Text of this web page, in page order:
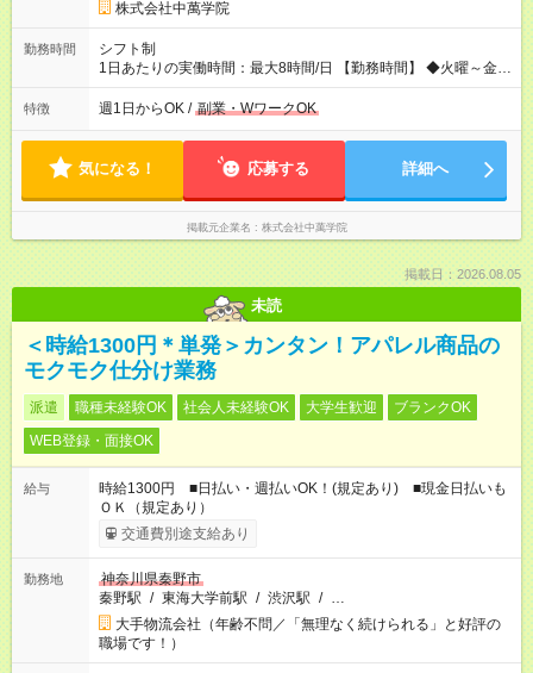
株式会社中萬学院
勤務時間
シフト制
1日あたりの実働時間：最大8時間/日 【勤務時間】 ◆火曜～金
曜…17：00～21：30 ◆土曜…13：30～21：30 ＊上記時間内
で、週1日～OK！ ＊平日のみOK ＊1日4時間以内OK ＊季節講座
日は休講日です。 ＊時間・曜日応相談 ＊週1、2日からOK！ ＊
短時間勤務OK
特徴 週1日からOK / 副業・WワークOK
気になる！ 応募する 詳細へ
掲載元企業名 株式会社中萬学院
掲載日：2026.08.05
未読
＜時給1300円＊単発＞カンタン！アパレル商品の
モクモク仕分け業務
派遣 職種未経験OK 社会人未経験OK 大学生歓迎
ブランクOK
WEB登録・面接OK
給与
時給1300円 ■日払い・週払いOK！(規定あり) ■現金日払いも
ＯＫ（規定あり）
交通費別途支給あり
勤務地
神奈川県秦野市
秦野駅 / 東海大学前駅 / 渋沢駅 / …
大手物流会社（年齢不問／「無理なく続けられる」と好評の
職場です！）